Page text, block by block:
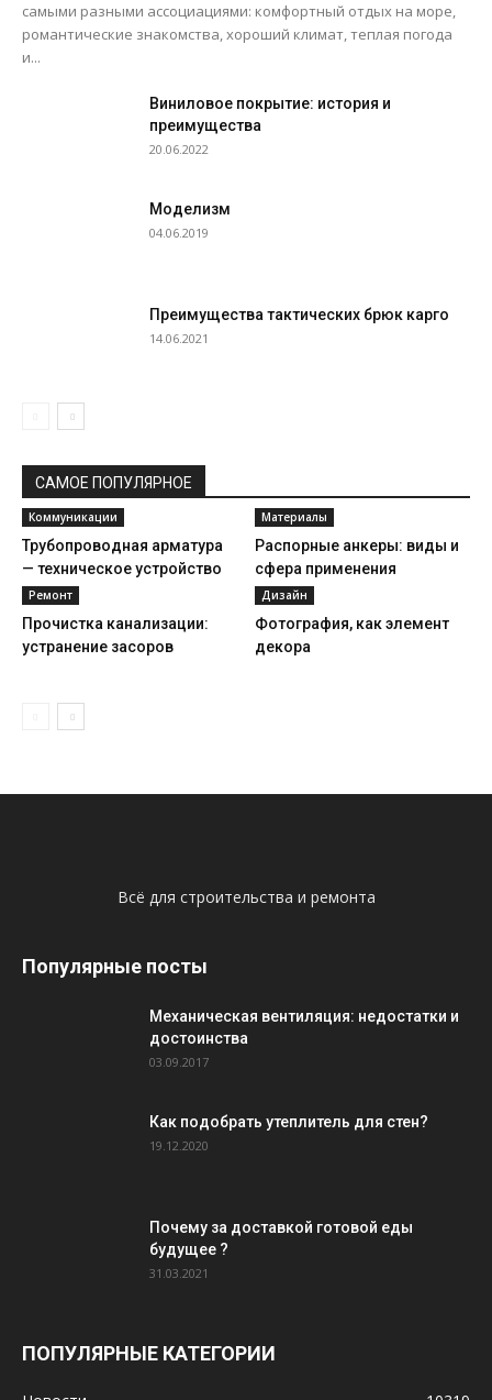
самыми разными ассоциациями: комфортный отдых на море,
романтические знакомства, хороший климат, теплая погода
и...
Виниловое покрытие: история и
преимущества
20.06.2022
Моделизм
04.06.2019
Преимущества тактических брюк карго
14.06.2021
САМОЕ ПОПУЛЯРНОЕ
Коммуникации
Трубопроводная арматура
— техническое устройство
Материалы
Распорные анкеры: виды и
сфера применения
Ремонт
Прочистка канализации:
устранение засоров
Дизайн
Фотография, как элемент
декора
Всё для строительства и ремонта
Популярные посты
Механическая вентиляция: недостатки и
достоинства
03.09.2017
Как подобрать утеплитель для стен?
19.12.2020
Почему за доставкой готовой еды
будущее ?
31.03.2021
ПОПУЛЯРНЫЕ КАТЕГОРИИ